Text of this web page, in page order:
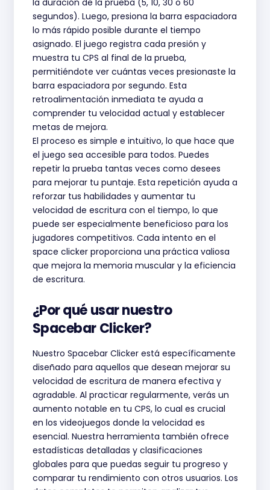
la duración de la prueba (5, 10, 30 o 60
segundos). Luego, presiona la barra espaciadora
lo más rápido posible durante el tiempo
asignado. El juego registra cada presión y
muestra tu CPS al final de la prueba,
permitiéndote ver cuántas veces presionaste la
barra espaciadora por segundo. Esta
retroalimentación inmediata te ayuda a
comprender tu velocidad actual y establecer
metas de mejora.
El proceso es simple e intuitivo, lo que hace que
el juego sea accesible para todos. Puedes
repetir la prueba tantas veces como desees
para mejorar tu puntaje. Esta repetición ayuda a
reforzar tus habilidades y aumentar tu
velocidad de escritura con el tiempo, lo que
puede ser especialmente beneficioso para los
jugadores competitivos. Cada intento en el
space clicker proporciona una práctica valiosa
que mejora la memoria muscular y la eficiencia
de escritura.
¿Por qué usar nuestro
Spacebar Clicker?
Nuestro Spacebar Clicker está específicamente
diseñado para aquellos que desean mejorar su
velocidad de escritura de manera efectiva y
agradable. Al practicar regularmente, verás un
aumento notable en tu CPS, lo cual es crucial
en los videojuegos donde la velocidad es
esencial. Nuestra herramienta también ofrece
estadísticas detalladas y clasificaciones
globales para que puedas seguir tu progreso y
comparar tu rendimiento con otros usuarios. Los